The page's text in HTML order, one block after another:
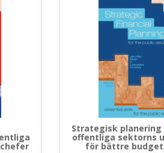
Strategisk planering
offentliga sektorns
för bättre